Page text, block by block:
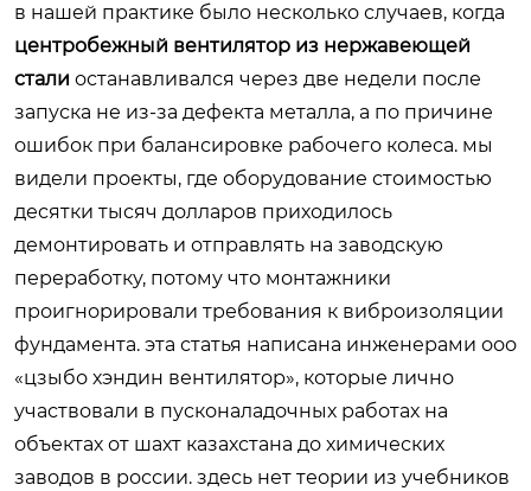
в нашей практике было несколько случаев, когда
центробежный вентилятор из нержавеющей
стали останавливался через две недели после
запуска не из-за дефекта металла, а по причине
ошибок при балансировке рабочего колеса. мы
видели проекты, где оборудование стоимостью
десятки тысяч долларов приходилось
демонтировать и отправлять на заводскую
переработку, потому что монтажники
проигнорировали требования к виброизоляции
фундамента. эта статья написана инженерами ооо
«цзыбо хэндин вентилятор», которые лично
участвовали в пусконаладочных работах на
объектах от шахт казахстана до химических
заводов в россии. здесь нет теории из учебников